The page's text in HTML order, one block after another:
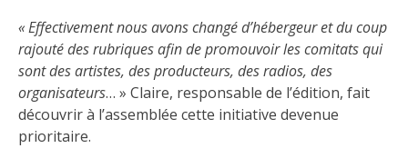
« Effectivement nous avons changé d’hébergeur et du coup
rajouté des rubriques afin de promouvoir les comitats qui
sont des artistes, des producteurs, des radios, des
organisateurs… » Claire, responsable de l’édition, fait
découvrir à l’assemblée cette initiative devenue
prioritaire.